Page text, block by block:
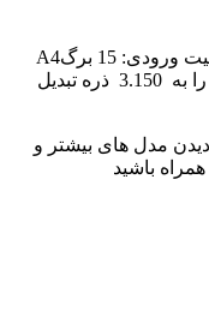
ورودی:
15 برگA4
را به 3.150 ذره تبدیل
مدل های بیشتر و
همراه باشید